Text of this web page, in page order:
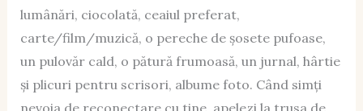
lumânări, ciocolată, ceaiul preferat,
carte/film/muzică, o pereche de șosete pufoase,
un pulovăr cald, o pătură frumoasă, un jurnal, hârtie
și plicuri pentru scrisori, albume foto. Când simți
nevoia de reconectare cu tine, apelezi la trusa de